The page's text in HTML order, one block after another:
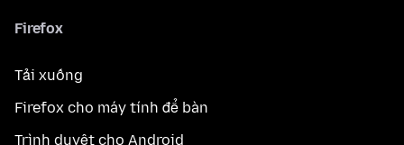
Firefox
Tải xuống
Firefox cho máy tính để bàn
Trình duyệt cho Android